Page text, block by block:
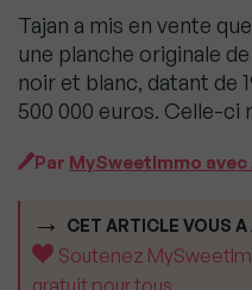
Tajan a mis en vente
une planche originale de
noir et blanc, datant de
500 000 euros. Celle-ci
Par MySweetImmo avec
CET ARTICLE VOUS A
Soutenez